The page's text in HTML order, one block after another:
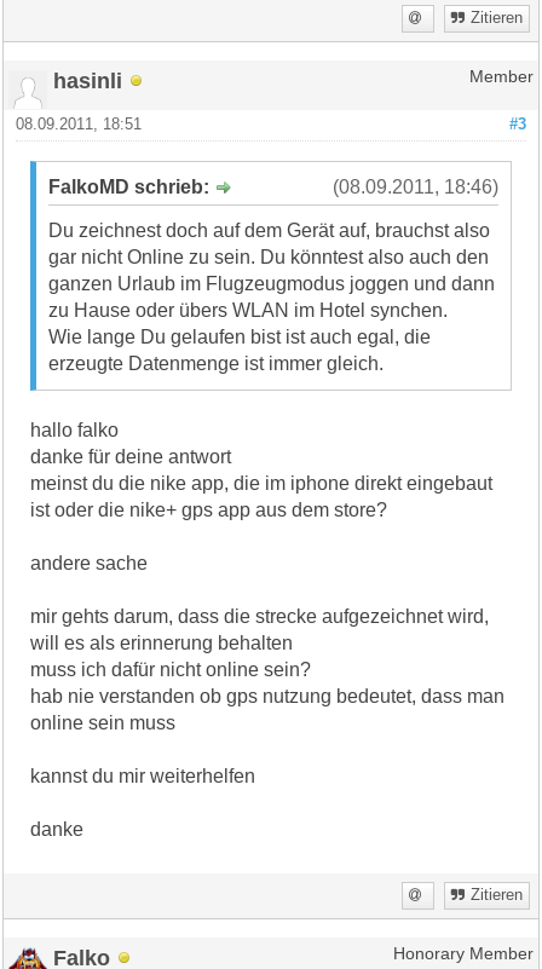
Zitieren
hasinli Member
#3
08.09.2011, 18:51
(08.09.2011, 18:46)
FalkoMD schrieb:
Du zeichnest doch auf dem Gerät auf, brauchst also
gar nicht Online zu sein. Du könntest also auch den
ganzen Urlaub im Flugzeugmodus joggen und dann
zu Hause oder übers WLAN im Hotel synchen.
Wie lange Du gelaufen bist ist auch egal, die
erzeugte Datenmenge ist immer gleich.
hallo falko
danke für deine antwort
meinst du die nike app, die im iphone direkt eingebaut
ist oder die nike+ gps app aus dem store?
andere sache
mir gehts darum, dass die strecke aufgezeichnet wird,
will es als erinnerung behalten
muss ich dafür nicht online sein?
hab nie verstanden ob gps nutzung bedeutet, dass man
online sein muss
kannst du mir weiterhelfen
danke
Zitieren
Falko Honorary Member